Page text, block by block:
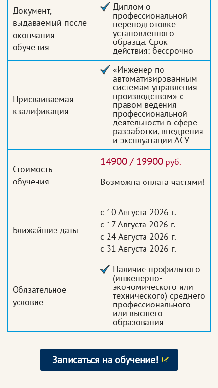
Документ,
выдаваемый после
окончания
обучения
Диплом о
профессиональной
переподготовке
установленного
образца. Срок
действия: бессрочно
Присваиваемая
квалификация
«Инженер по
автоматизированным
системам управления
производством» с
правом ведения
профессиональной
деятельности в сфере
разработки, внедрения
и эксплуатации АСУ
Стоимость
обучения
14900 / 19900 руб.
Возможна оплата частями!
Ближайшие даты
с 10 Августа 2026 г.
с 17 Августа 2026 г.
с 24 Августа 2026 г.
с 31 Августа 2026 г.
Обязательное
условие
Наличие профильного
(инженерно-
экономического или
технического) среднего
профессионального
или высшего
образования
Записаться на обучение!